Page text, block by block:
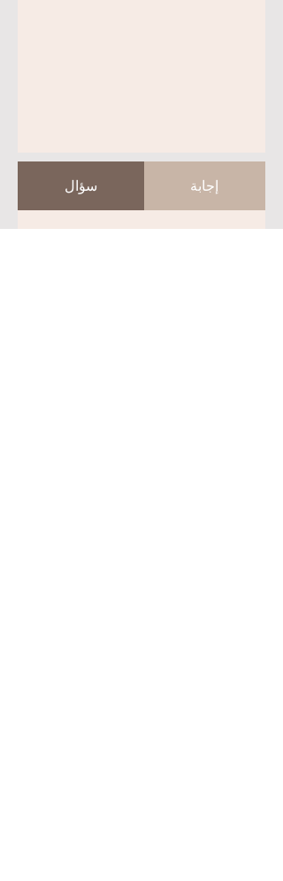
سؤال إجابة